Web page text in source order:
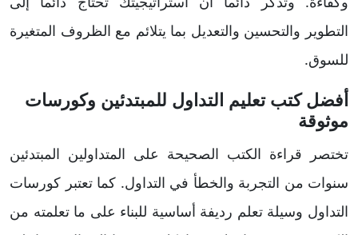
التطوير والتحسين والتعديل بما يتلائم مع الظروف المتغيرة
للسوق.
أفضل كتب تعليم التداول للمبتدئين وكورسات
موثوقة
تختصر قراءة الكتب الصحيحة على المتداولين المبتدئين
سنوات من التجربة والخطأ في التداول. كما تعتبر كورسات
التداول وسيلة تعلم رديفة أساسية للبناء على ما تعلمته من